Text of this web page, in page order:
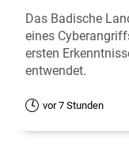
Das Badische
eines
ersten
entwendet.
vor 7 Stunden